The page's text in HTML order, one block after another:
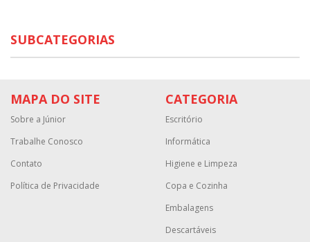
SUBCATEGORIAS
MAPA DO SITE
Sobre a Júnior
Trabalhe Conosco
Contato
Política de Privacidade
CATEGORIA
Escritório
Informática
Higiene e Limpeza
Copa e Cozinha
Embalagens
Descartáveis